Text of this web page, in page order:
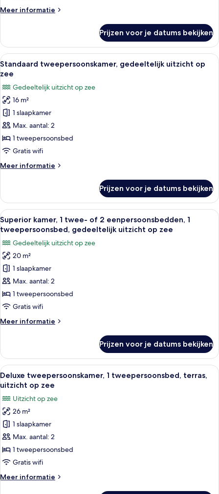
laden
Meer informatie
Meer
driepersoonskamer,
gedeeltelijk
uitzicht
op
Prijzen voor je datums bekijken
Alle
foto's
Standaard
tweepersoonskamer,
gedeeltelijk
uitzicht
op
zee
Een hotelkamer met een houten
4
Standaard tweepersoonskamer, gedeeltelijk uitzicht op
zee
Gedeeltelijk uitzicht op zee
16 m²
1 slaapkamer
Max. aantal: 2
1 tweepersoonsbed
Gratis wifi
Meer informatie
Meer
tweepersoonskamer,
gedeeltelijk
uitzicht
op
Prijzen voor je datums bekijken
Alle
foto's
Superior
kamer,
twee-
of
2
1
uitzicht
op
zee
laden
Hotelkamer met een houten
5
Superior kamer, 1 twee- of 2 eenpersoonsbedden, 1
tweepersoonsbed, gedeeltelijk uitzicht op zee
Gedeeltelijk uitzicht op zee
20 m²
1 slaapkamer
Max. aantal: 2
1 tweepersoonsbed
Gratis wifi
Meer informatie
Meer
kamer,
twee-
of
eenpersoonsbedden,
tweepersoonsbed,
gedeeltelijk
uitzicht
zee
Prijzen voor je datums bekijken
Alle
foto's
Deluxe
tweepersoonskamer,
tweepersoonsbed,
terras,
uitzicht
zee
Een moderne kamer met balkon,
4
Deluxe tweepersoonskamer, 1 tweepersoonsbed, terras,
uitzicht op zee
Uitzicht op zee
26 m²
1 slaapkamer
Max. aantal: 2
1 tweepersoonsbed
Gratis wifi
Meer informatie
Meer